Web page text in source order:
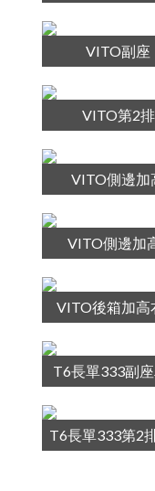
VITO副座
VITO第2排
VITO側邊加
VITO側邊加
VITO後箱加高
T6長單333副
T6長單333第2